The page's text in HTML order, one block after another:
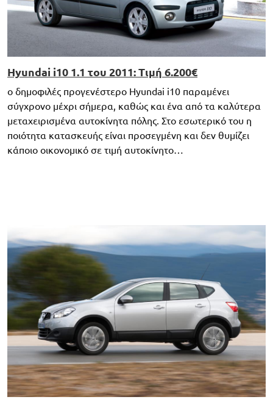
Hyundai i10 1.1 του 2011: Τιμή 6.200€
ο δημοφιλές προγενέστερο Hyundai i10 παραμένει
σύγχρονο μέχρι σήμερα, καθώς και ένα από τα καλύτερα
μεταχειρισμένα αυτοκίνητα πόλης. Στο εσωτερικό του η
ποιότητα κατασκευής είναι προσεγμένη και δεν θυμίζει
κάποιο οικονομικό σε τιμή αυτοκίνητο…